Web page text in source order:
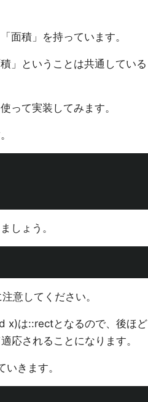
面積」を持っています。
」ということは共通している
って実装してみます。
しょう。
意してください。
x)は::rectとなるので、後ほど
応されることになります。
きます。